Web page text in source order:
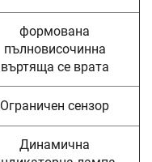
формована
пълновисочинна
въртяща се врата
Ограничен сензор
Динамична